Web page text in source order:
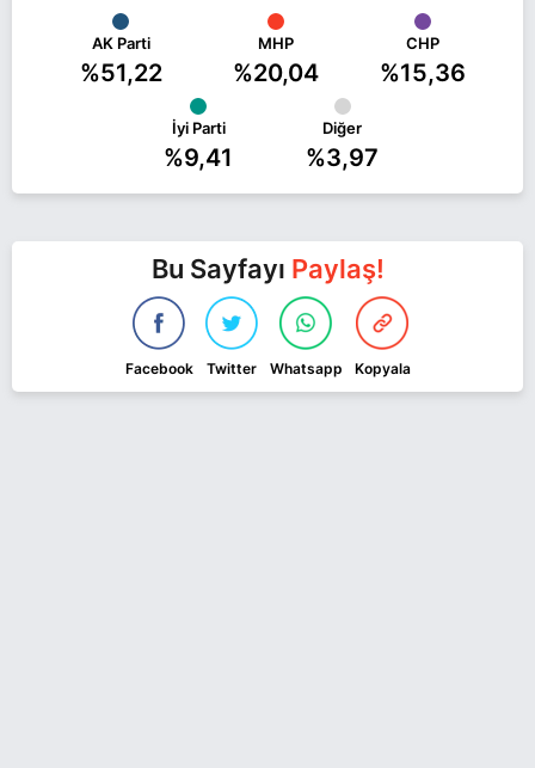
AK Parti
%51,22
MHP
%20,04
CHP
%15,36
İyi Parti
%9,41
Diğer
%3,97
Bu Sayfayı Paylaş!
Facebook Twitter Whatsapp Kopyala